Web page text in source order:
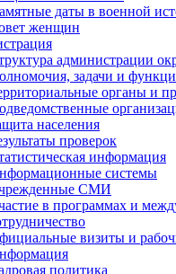
даты в военной
женщин
администрации
задачи и
органы и
населения
проверок
информация
системы
СМИ
в программах и
визиты и
политика